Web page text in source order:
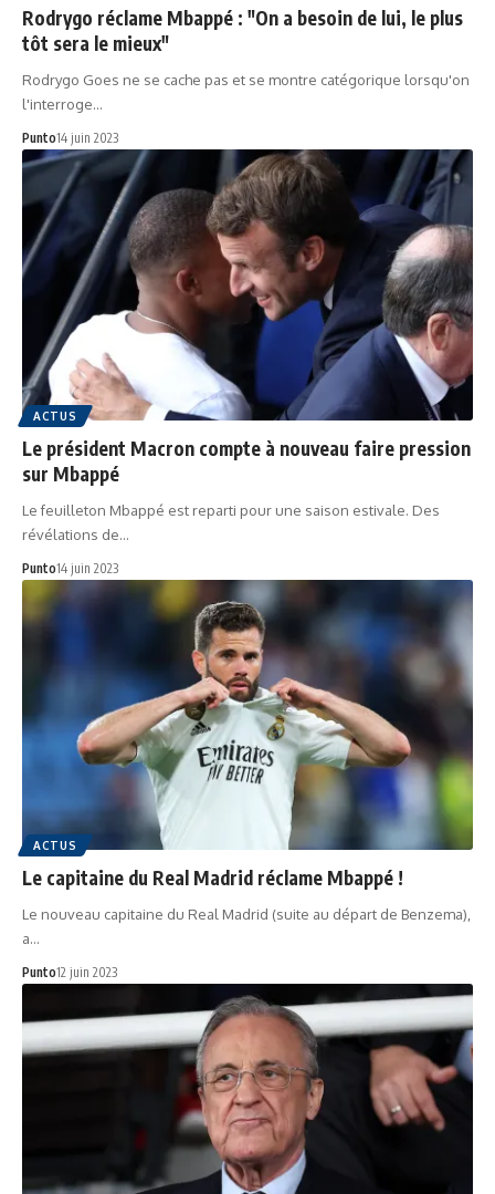
Rodrygo réclame Mbappé : "On a besoin de lui, le plus
tôt sera le mieux"
Rodrygo Goes ne se cache pas et se montre catégorique lorsqu'on
l'interroge…
Punto14 juin 2023
ACTUS
Le président Macron compte à nouveau faire pression
sur Mbappé
Le feuilleton Mbappé est reparti pour une saison estivale. Des
révélations de…
Punto14 juin 2023
ACTUS
Le capitaine du Real Madrid réclame Mbappé !
Le nouveau capitaine du Real Madrid (suite au départ de Benzema),
a…
Punto12 juin 2023